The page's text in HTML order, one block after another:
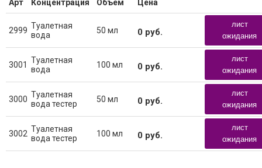
Арт Концентрация Объем Цена
2999 Туалетная
вода
50 мл 0 руб.
лист
ожидания
3001 Туалетная
вода
100 мл 0 руб.
лист
ожидания
3000 Туалетная
вода тестер
50 мл 0 руб.
лист
ожидания
3002 Туалетная
вода тестер
100 мл 0 руб.
лист
ожидания